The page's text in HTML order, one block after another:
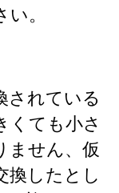
。
されている
くても小さ
ません、仮
換したとし